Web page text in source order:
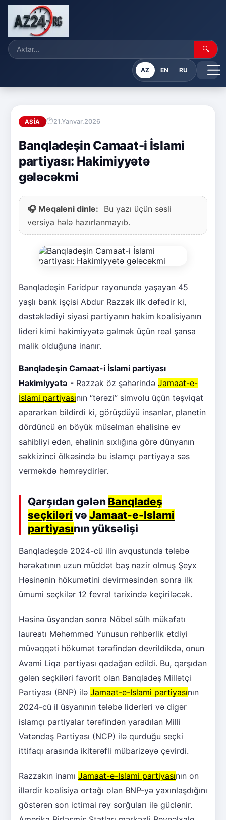
🔍
AZ EN RU
ASIA 21.Yanvar.2026
Banqladeşin Camaat-i İslami
partiyası: Hakimiyyətə
gələcəkmi
🎧 Məqaləni dinlə:
Bu yazı üçün səsli
versiya hələ hazırlanmayıb.
Banqladeşin Faridpur rayonunda yaşayan 45
yaşlı bank işçisi Abdur Razzak ilk dəfədir ki,
dəstəklədiyi siyasi partiyanın hakim koalisiyanın
lideri kimi hakimiyyətə gəlmək üçün real şansa
malik olduğuna inanır.
Banqladeşin Camaat-i İslami partiyası
Hakimiyyətə - Razzak öz şəhərində Jamaat-e-
Islami partiyasının “tərəzi” simvolu üçün təşviqat
apararkən bildirdi ki, görüşdüyü insanlar, planetin
dördüncü ən böyük müsəlman əhalisinə ev
sahibliyi edən, əhalinin sıxlığına görə dünyanın
səkkizinci ölkəsində bu islamçı partiyaya səs
verməkdə həmrəydirlər.
Qarşıdan gələn Banqladeş
seçkiləri və Jamaat-e-Islami
partiyasının yüksəlişi
Banqladeşdə 2024-cü ilin avqustunda tələbə
hərəkatının uzun müddət baş nazir olmuş Şeyx
Həsinənin hökumətini devirməsindən sonra ilk
ümumi seçkilər 12 fevral tarixində keçiriləcək.
Həsinə üsyandan sonra Nöbel sülh mükafatı
laureatı Məhəmməd Yunusun rəhbərlik etdiyi
müvəqqəti hökumət tərəfindən devrildikdə, onun
Avami Liqa partiyası qadağan edildi. Bu, qarşıdan
gələn seçkiləri favorit olan Banqladeş Millətçi
Partiyası (BNP) ilə Jamaat-e-Islami partiyasının
2024-cü il üsyanının tələbə liderləri və digər
islamçı partiyalar tərəfindən yaradılan Milli
Vətəndaş Partiyası (NCP) ilə qurduğu seçki
ittifaqı arasında ikitərəfli mübarizəyə çevirdi.
Razzakın inamı Jamaat-e-Islami partiyasının on
illərdir koalisiya ortağı olan BNP-yə yaxınlaşdığını
göstərən son ictimai rəy sorğuları ilə güclənir.